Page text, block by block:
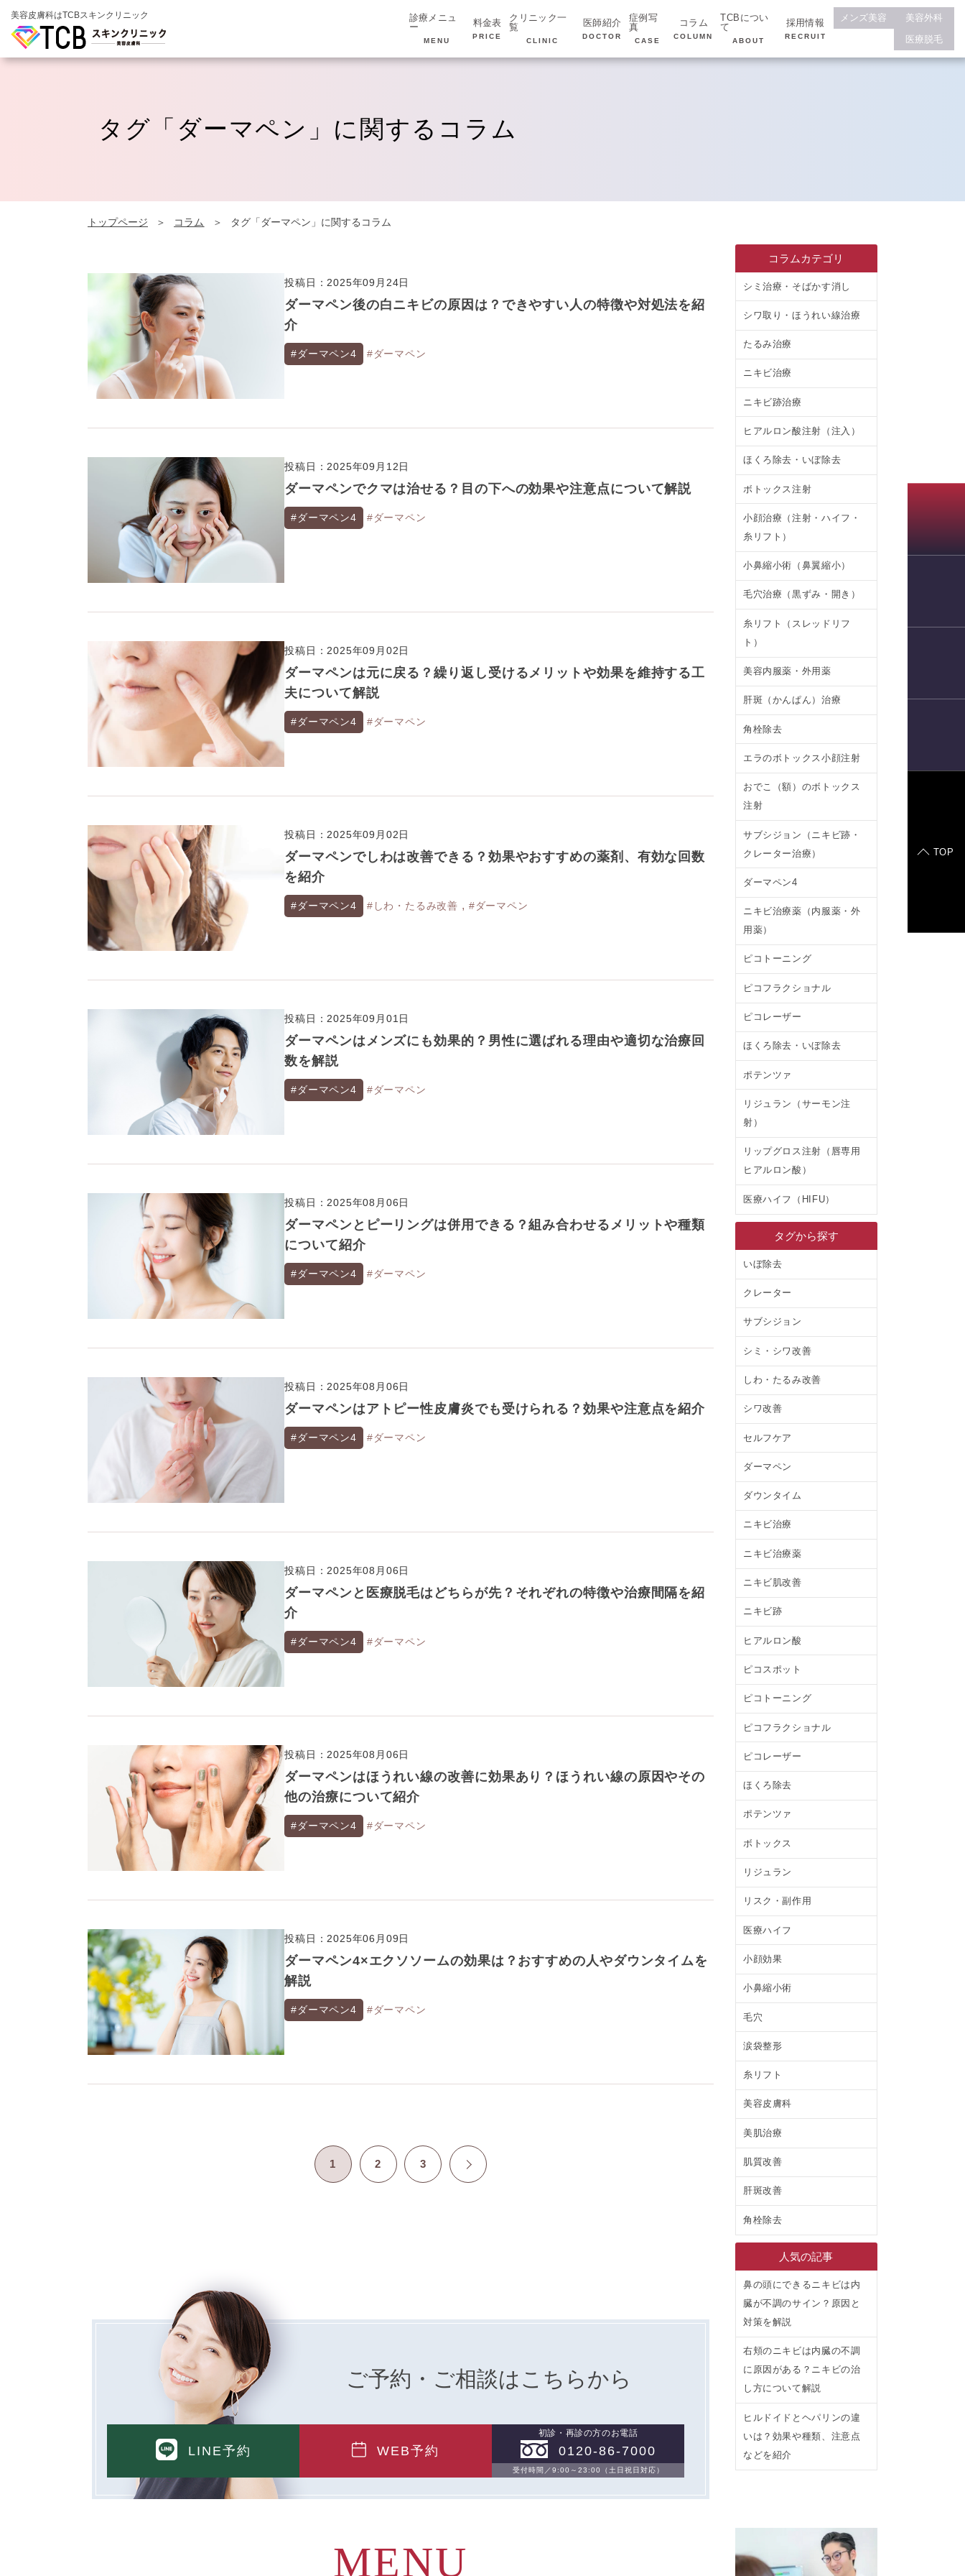
美容皮膚科はTCBスキンクリニック
診療メニュ
ー
MENU
料金表
PRICE
クリニック一
覧
CLINIC
医師紹介
DOCTOR
症例写
真
CASE
コラム
COLUMN
TCBについ
て
ABOUT
採用情報
RECRUIT
メンズ美容
美容外科
医療脱毛
タグ「ダーマペン」に関するコラム
トップページ コラム タグ「ダーマペン」に関するコラム
投稿日：2025年09月24日
ダーマペン後の白ニキビの原因は？できやすい人の特徴や対処法を紹
介
#ダーマペン4 #ダーマペン
投稿日：2025年09月12日
ダーマペンでクマは治せる？目の下への効果や注意点について解説
#ダーマペン4 #ダーマペン
投稿日：2025年09月02日
ダーマペンは元に戻る？繰り返し受けるメリットや効果を維持する工
夫について解説
#ダーマペン4 #ダーマペン
投稿日：2025年09月02日
ダーマペンでしわは改善できる？効果やおすすめの薬剤、有効な回数
を紹介
#ダーマペン4 #しわ・たるみ改善 , #ダーマペン
投稿日：2025年09月01日
ダーマペンはメンズにも効果的？男性に選ばれる理由や適切な治療回
数を解説
#ダーマペン4 #ダーマペン
投稿日：2025年08月06日
ダーマペンとピーリングは併用できる？組み合わせるメリットや種類
について紹介
#ダーマペン4 #ダーマペン
投稿日：2025年08月06日
ダーマペンはアトピー性皮膚炎でも受けられる？効果や注意点を紹介
#ダーマペン4 #ダーマペン
投稿日：2025年08月06日
ダーマペンと医療脱毛はどちらが先？それぞれの特徴や治療間隔を紹
介
#ダーマペン4 #ダーマペン
投稿日：2025年08月06日
ダーマペンはほうれい線の改善に効果あり？ほうれい線の原因やその
他の治療について紹介
#ダーマペン4 #ダーマペン
投稿日：2025年06月09日
ダーマペン4×エクソソームの効果は？おすすめの人やダウンタイムを
解説
#ダーマペン4 #ダーマペン
1 2 3
ご予約・ご相談はこちらから
LINE予約 WEB予約
初診・再診の方のお電話
0120-86-7000
受付時間／9:00～23:00（土日祝日対応）
MENU
コラムカテゴリ
シミ治療・そばかす消し
シワ取り・ほうれい線治療
たるみ治療
ニキビ治療
ニキビ跡治療
ヒアルロン酸注射（注入）
ほくろ除去・いぼ除去
ボトックス注射
小顔治療（注射・ハイフ・
糸リフト）
小鼻縮小術（鼻翼縮小）
毛穴治療（黒ずみ・開き）
糸リフト（スレッドリフ
ト）
美容内服薬・外用薬
肝斑（かんぱん）治療
角栓除去
エラのボトックス小顔注射
おでこ（額）のボトックス
注射
サブシジョン（ニキビ跡・
クレーター治療）
ダーマペン4
ニキビ治療薬（内服薬・外
用薬）
ピコトーニング
ピコフラクショナル
ピコレーザー
ほくろ除去・いぼ除去
ポテンツァ
リジュラン（サーモン注
射）
リップグロス注射（唇専用
ヒアルロン酸）
医療ハイフ（HIFU）
タグから探す
いぼ除去
クレーター
サブシジョン
シミ・シワ改善
しわ・たるみ改善
シワ改善
セルフケア
ダーマペン
ダウンタイム
ニキビ治療
ニキビ治療薬
ニキビ肌改善
ニキビ跡
ヒアルロン酸
ピコスポット
ピコトーニング
ピコフラクショナル
ピコレーザー
ほくろ除去
ポテンツァ
ボトックス
リジュラン
リスク・副作用
医療ハイフ
小顔効果
小鼻縮小術
毛穴
涙袋整形
糸リフト
美容皮膚科
美肌治療
肌質改善
肝斑改善
角栓除去
人気の記事
鼻の頭にできるニキビは内
臓が不調のサイン？原因と
対策を解説
右頬のニキビは内臓の不調
に原因がある？ニキビの治
し方について解説
ヒルドイドとヘパリンの違
いは？効果や種類、注意点
などを紹介
TOP